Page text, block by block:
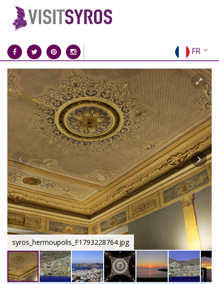
FR
EN
EL
DE
IT
ES
RU
CN
syros_hermoupolis_F1793228764.jpg